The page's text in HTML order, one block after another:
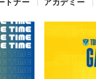
トナー アカデミー